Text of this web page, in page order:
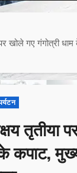
खोले गए गंगोत्री
तृतीया
कपाट,